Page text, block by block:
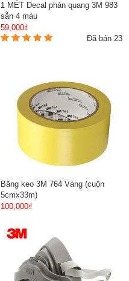
1 MÉT Decal phản quang 3M 983
sẵn 4 màu
59,000₫
Đã bán 23
Băng keo 3M 764 Vàng (cuộn
5cmx33m)
100,000₫